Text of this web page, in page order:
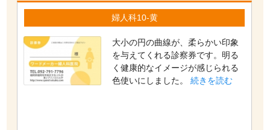
婦人科10-黄
大小の円の曲線が、柔らかい印象
を与えてくれる診察券です。明る
く健康的なイメージが感じられる
色使いにしました。続きを読む